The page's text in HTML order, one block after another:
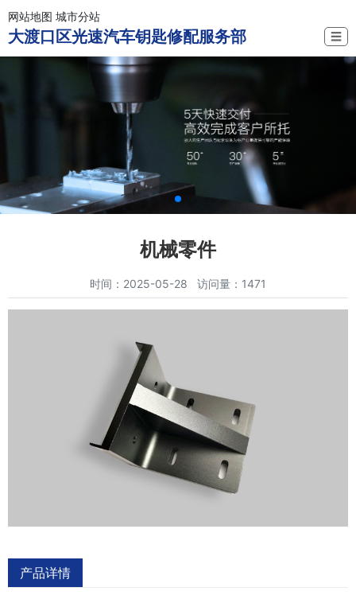
网站地图 城市分站
大渡口区光速汽车钥匙修配服务部 ☰
机械零件
时间：2025-05-28 访问量：1471
产品详情